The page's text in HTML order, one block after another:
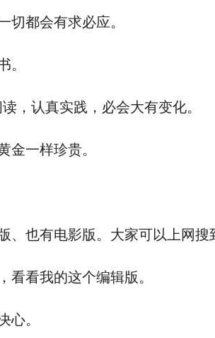
切都会有求必应。
。
，认真实践，必会大有变化。
金一样珍贵。
、也有电影版。大家可以上网搜
看看我的这个编辑版。
心。